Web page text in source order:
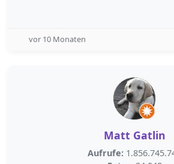
vor 10 Monaten
Matt Gatlin
Aufrufe: